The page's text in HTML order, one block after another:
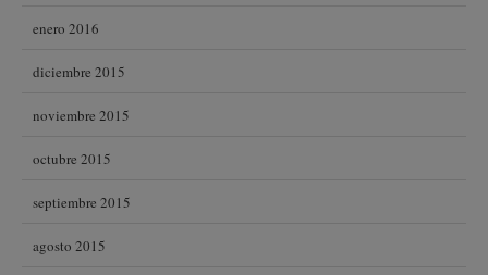
enero 2016
diciembre 2015
noviembre 2015
octubre 2015
septiembre 2015
agosto 2015